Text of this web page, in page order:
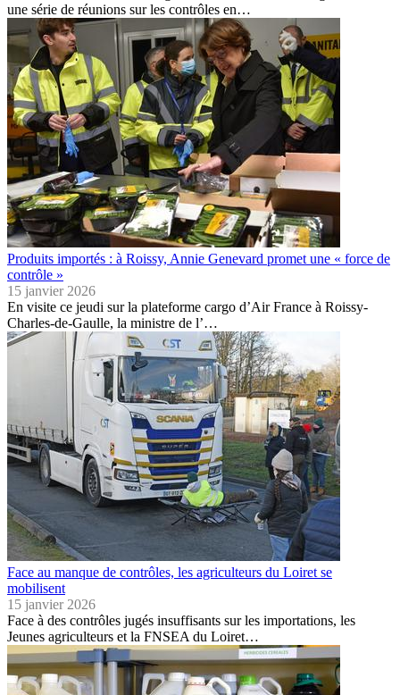
une série de réunions sur les contrôles en…
Produits importés : à Roissy, Annie Genevard promet une « force de
contrôle »
15 janvier 2026
En visite ce jeudi sur la plateforme cargo d’Air France à Roissy-
Charles-de-Gaulle, la ministre de l’…
Face au manque de contrôles, les agriculteurs du Loiret se
mobilisent
15 janvier 2026
Face à des contrôles jugés insuffisants sur les importations, les
Jeunes agriculteurs et la FNSEA du Loiret…